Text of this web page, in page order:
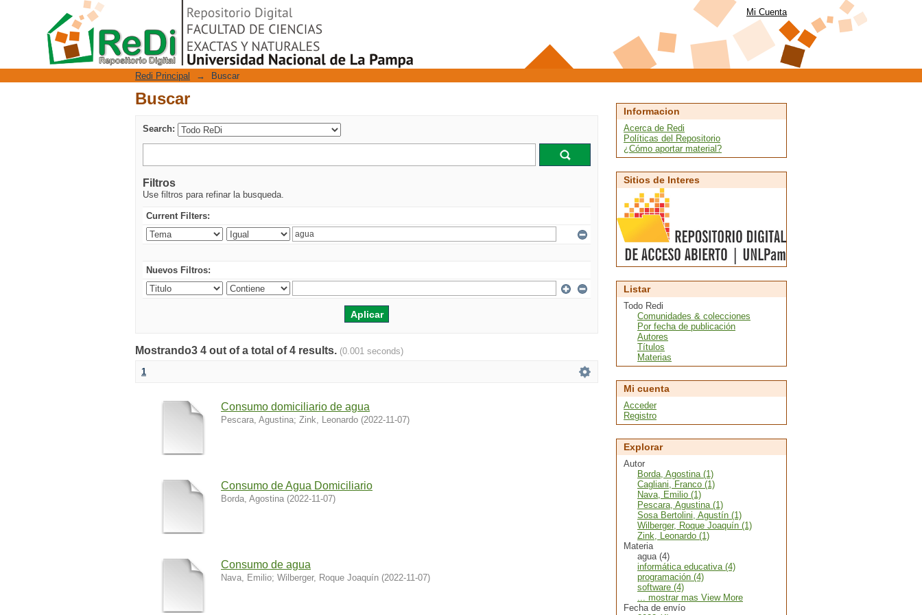
Buscar
Repositorio Digital Mi Cuenta
Redi Principal → Buscar
Buscar
Search:
Filtros
Use filtros para refinar la busqueda.
Current Filters:
Nuevos Filtros:
Mostrando3 4 out of a total of 4 results. (0.001 seconds)
1
Consumo domiciliario de agua
Pescara, Agustina; Zink, Leonardo (2022-11-07)
Consumo de Agua Domiciliario
Borda, Agostina (2022-11-07)
Consumo de agua
Nava, Emilio; Wilberger, Roque Joaquín (2022-11-07)
Informacion
Acerca de Redi
Políticas del Repositorio
¿Cómo aportar material?
Sitios de Interes
Listar
Todo Redi
Comunidades & colecciones
Por fecha de publicación
Autores
Títulos
Materias
Mi cuenta
Acceder
Registro
Explorar
Autor
Borda, Agostina (1)
Cagliani, Franco (1)
Nava, Emilio (1)
Pescara, Agustina (1)
Sosa Bertolini, Agustín (1)
Wilberger, Roque Joaquín (1)
Zink, Leonardo (1)
Materia
agua (4)
informática educativa (4)
programación (4)
software (4)
... mostrar mas View More
Fecha de envío